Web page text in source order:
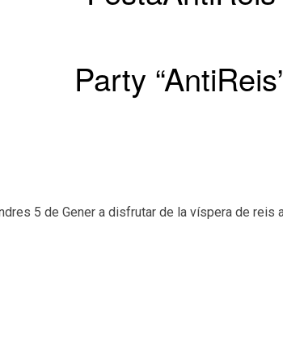
Party
5 de Gener a disfrutar de la víspera de reis